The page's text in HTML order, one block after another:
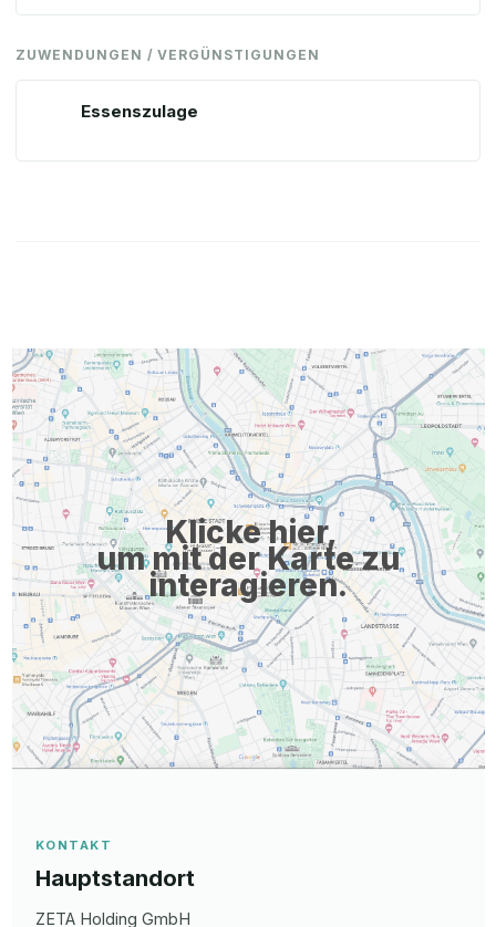
ZUWENDUNGEN / VERGÜNSTIGUNGEN
Essenszulage
Klicke hier,
um mit der Karte zu
interagieren.
KONTAKT
Hauptstandort
ZETA Holding GmbH